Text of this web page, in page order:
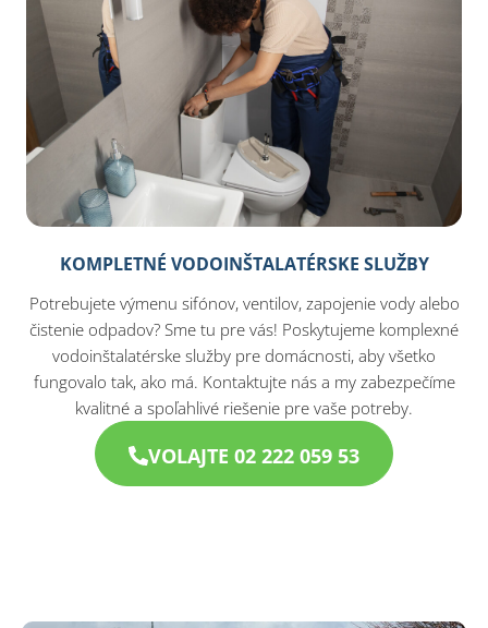
KOMPLETNÉ VODOINŠTALATÉRSKE SLUŽBY
Potrebujete výmenu sifónov, ventilov, zapojenie vody alebo
čistenie odpadov? Sme tu pre vás! Poskytujeme komplexné
vodoinštalatérske služby pre domácnosti, aby všetko
fungovalo tak, ako má. Kontaktujte nás a my zabezpečíme
kvalitné a spoľahlivé riešenie pre vaše potreby.
VOLAJTE 02 222 059 53